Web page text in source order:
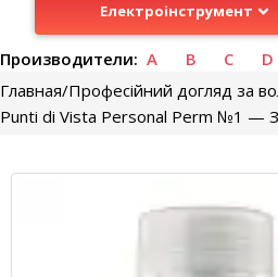
Електроінструмент
Производители: A B C D
Главная Професійний догляд за
Punti di Vista Personal Perm №1 —